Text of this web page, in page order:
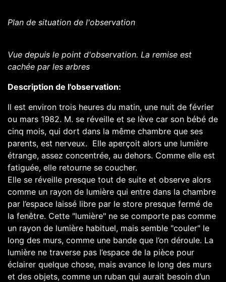
Plan de situation de l'observation
Vue depuis le point d'observation. La remise est
cachée par les arbres
Description de l'observation:
Il est environ trois heures du matin, une nuit de février
ou mars 1982. M. se réveille et se lève car son bébé de
cinq mois, qui dort dans la même chambre que ses
parents, est nerveux. Elle aperçoit alors une lumière
étrange, assez concentrée, au dehors. Comme elle est
fatiguée, elle retourne se coucher.
Elle se réveille presque tout de suite et observe alors
comme un rayon de lumière qui entre dans la chambre
par l’espace laissé libre par le store presque fermé de
la fenêtre. Cette "lumière" ne se comporte pas comme
un rayon de lumière habituel, mais semble "couler" le
long des murs, comme une bande que l’on déroule. La
lumière ne traverse pas l’espace de la pièce pour
éclairer quelque chose, mais avance le long des murs
et des objets, comme un ruban qui aurait besoin d’un